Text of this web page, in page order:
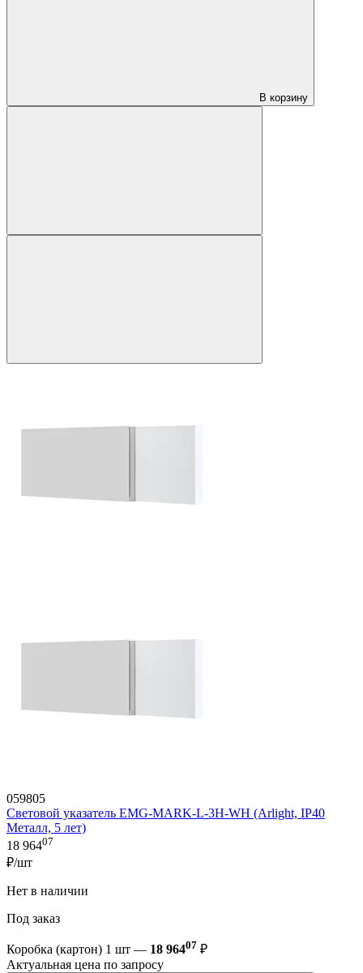
В корзину
059805
Световой указатель EMG-MARK-L-3H-WH (Arlight, IP40
Металл, 5 лет)
18 96407
₽/шт
Нет в наличии
Под заказ
Коробка (картон) 1 шт — 18 96407 ₽
Актуальная цена по запросу